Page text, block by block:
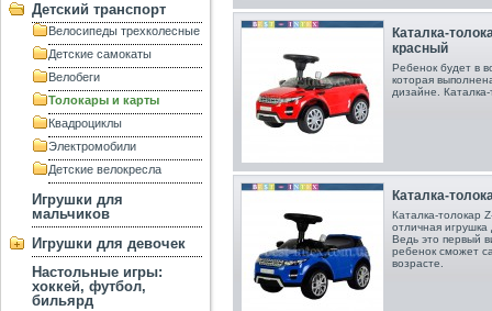
Детский транспорт
Велосипеды трехколесные
Детские самокаты
Велобеги
Толокары и карты
Квадроциклы
Электромобили
Детские велокресла
Игрушки для
мальчиков
Игрушки для девочек
Настольные игры:
хоккей, футбол,
бильярд
Каталка-
красный
Ребенок будет в
которая
дизайне.
Каталка-
Каталка-толокар
отличная
Ведь это первый
ребенок сможет
возрасте.